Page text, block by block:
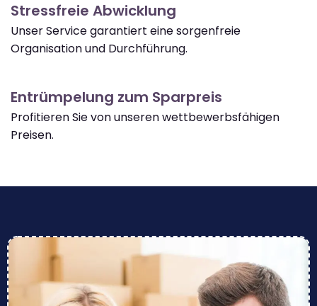
Stressfreie Abwicklung
Unser Service garantiert eine sorgenfreie
Organisation und Durchführung.
Entrümpelung zum Sparpreis
Profitieren Sie von unseren wettbewerbsfähigen
Preisen.